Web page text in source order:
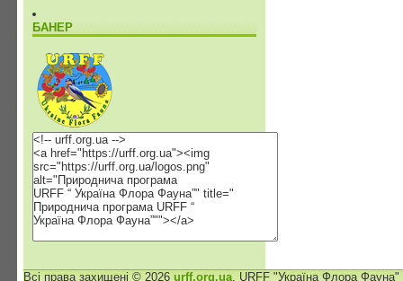
БАНЕР
Всі права захищені © 2026urff.org.ua. URFF "Україна Флора Фауна"